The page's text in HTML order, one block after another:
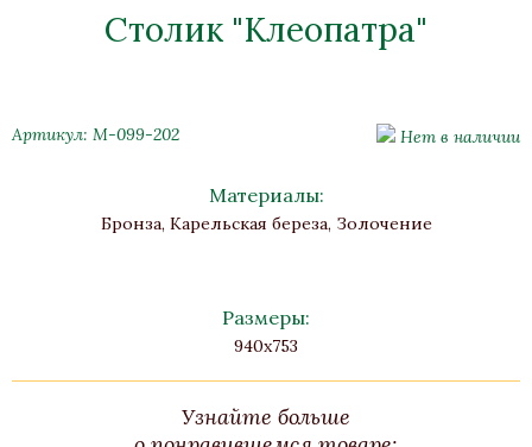
Столик "Клеопатра"
Артикул: М-099-202 Нет в наличии
Материалы:
Бронза, Карельская береза, Золочение
Размеры:
940x753
Узнайте больше